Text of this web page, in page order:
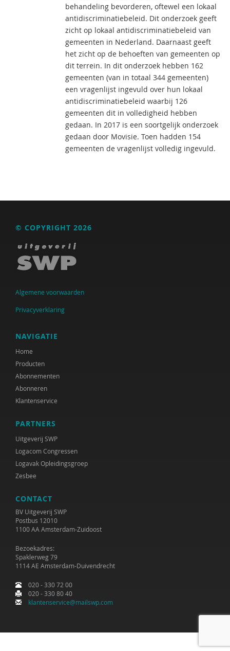
behandeling bevorderen, oftewel een lokaal
antidiscriminatiebeleid. Dit onderzoek geeft
zicht op lokaal antidiscriminatiebeleid van
gemeenten in Nederland. Daarnaast geeft
het zicht op de behoeften van gemeenten op
dit terrein. In dit onderzoek hebben 162
gemeenten (van in totaal 344 gemeenten)
een vragenlijst ingevuld over hun lokaal
antidiscriminatiebeleid waarbij 126
gemeenten dit in volledigheid hebben
gedaan. In 2017 is een soortgelijk onderzoek
gedaan door Movisie. Toen hadden 154
gemeenten de vragenlijst volledig ingevuld.
© COPYRIGHT 2026
Algemene voorwaarden
Privacyverklaring
NAVIGATIE
Home
Producten
Abonnementen
Abonneren
Klantenservice
PARTNERS
Uitgeverij SWP
Logacom Congressen
Logavak Opleidingsgroep
Zesbee
CONTACT
BV Uitgeverij SWP
Postbus 12010
1100 AA Amsterdam-Zuidoost
Bezoekadres:
Spaklerweg 79
1114 AE Amsterdam-Duivendrecht
020 - 330 72 00
020 - 330 80 40
klantenservice@mailswp.com